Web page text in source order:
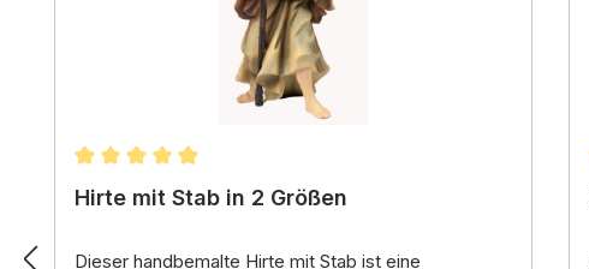
Durchschnittliche Bewertung von 4.97 von 5 Sternen
Hirte mit Stab in 2 Größen
Dieser handbemalte Hirte mit Stab ist eine